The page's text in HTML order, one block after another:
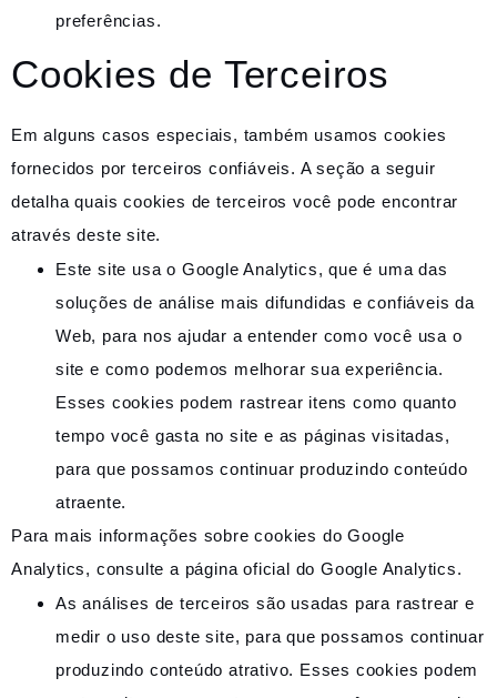
preferências.
Cookies de Terceiros
Em alguns casos especiais, também usamos cookies
fornecidos por terceiros confiáveis. A seção a seguir
detalha quais cookies de terceiros você pode encontrar
através deste site.
Este site usa o Google Analytics, que é uma das
soluções de análise mais difundidas e confiáveis ​​da
Web, para nos ajudar a entender como você usa o
site e como podemos melhorar sua experiência.
Esses cookies podem rastrear itens como quanto
tempo você gasta no site e as páginas visitadas,
para que possamos continuar produzindo conteúdo
atraente.
Para mais informações sobre cookies do Google
Analytics, consulte a página oficial do Google Analytics.
As análises de terceiros são usadas para rastrear e
medir o uso deste site, para que possamos continuar
produzindo conteúdo atrativo. Esses cookies podem